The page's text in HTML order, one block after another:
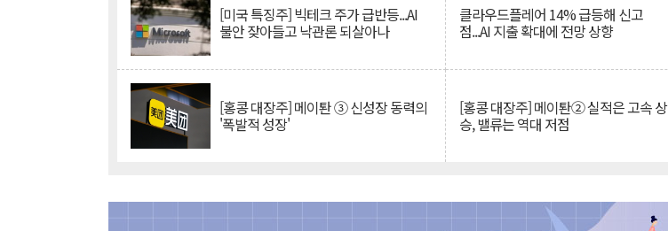
[미국 특징주] 빅테크 주가 급반등...AI
불안 잦아들고 낙관론 되살아나
클라우드플레어 14% 급등해 신고
점...AI 지출 확대에 전망 상향
[홍콩 대장주] 메이퇀 ③ 신성장 동력의
'폭발적 성장'
[홍콩 대장주] 메이퇀② 실적은 고속 상
승, 밸류는 역대 저점